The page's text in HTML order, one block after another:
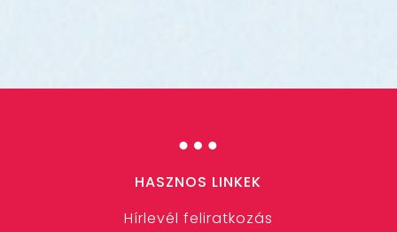
…
HASZNOS LINKEK
Hírlevél feliratkozás